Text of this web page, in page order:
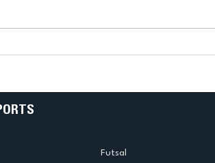
arrache son maintien au
renversant
Futsal